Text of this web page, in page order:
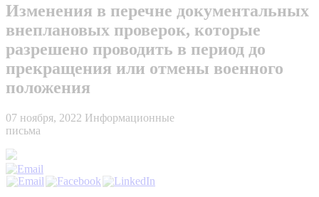
Изменения в перечне документальных
внеплановых проверок, которые
разрешено проводить в период до
прекращения или отмены военного
положения
07 ноября, 2022 Информационные
письма